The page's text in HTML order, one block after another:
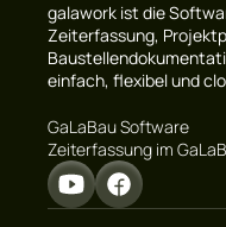
galawork ist die
Zeiterfassung,
einfach, flexibel und
GaLaBau Software
Zeiterfassung im